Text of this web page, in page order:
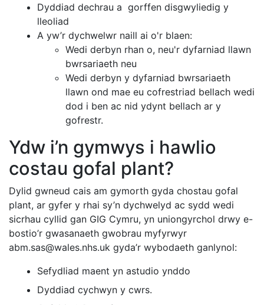
Dyddiad dechrau a gorffen disgwyliedig y
lleoliad
A yw’r dychwelwr naill ai o'r blaen:
Wedi derbyn rhan o, neu'r dyfarniad llawn
bwrsariaeth neu
Wedi derbyn y dyfarniad bwrsariaeth
llawn ond mae eu cofrestriad bellach wedi
dod i ben ac nid ydynt bellach ar y
gofrestr.
Ydw i’n gymwys i hawlio
costau gofal plant?
Dylid gwneud cais am gymorth gyda chostau gofal
plant, ar gyfer y rhai sy’n dychwelyd ac sydd wedi
sicrhau cyllid gan GIG Cymru, yn uniongyrchol drwy e-
bostio’r gwasanaeth gwobrau myfyrwyr
abm.sas@wales.nhs.uk gyda’r wybodaeth ganlynol:
Sefydliad maent yn astudio ynddo
Dyddiad cychwyn y cwrs.